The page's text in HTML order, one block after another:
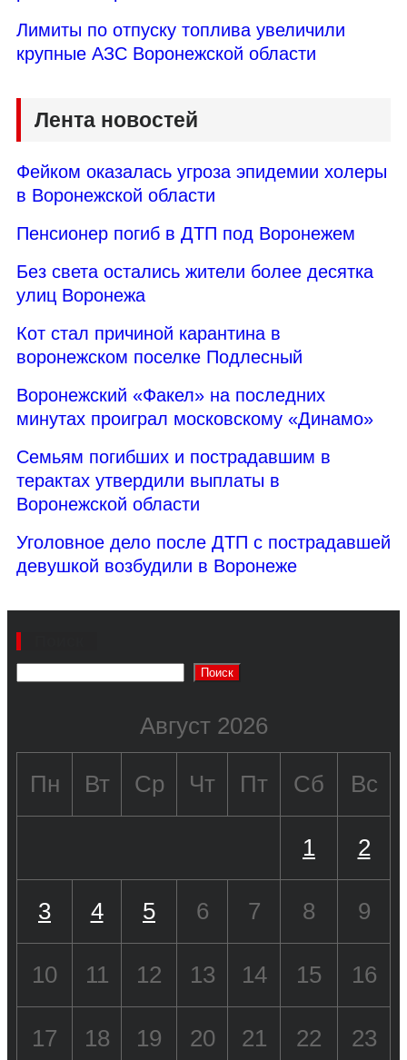
Лимиты по отпуску топлива увеличили
крупные АЗС Воронежской области
Лента новостей
Фейком оказалась угроза эпидемии холеры
в Воронежской области
Пенсионер погиб в ДТП под Воронежем
Без света остались жители более десятка
улиц Воронежа
Кот стал причиной карантина в
воронежском поселке Подлесный
Воронежский «Факел» на последних
минутах проиграл московскому «Динамо»
Семьям погибших и пострадавшим в
терактах утвердили выплаты в
Воронежской области
Уголовное дело после ДТП с пострадавшей
девушкой возбудили в Воронеже
Поиск
Август 2026
Пн Вт Ср Чт Пт Сб Вс
1 2
3 4 5 6 7 8 9
10 11 12 13 14 15 16
17 18 19 20 21 22 23